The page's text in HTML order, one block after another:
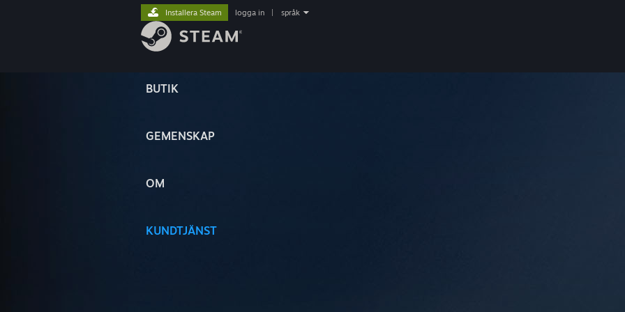
BUTIK
GEMENSKAP
OM
KUNDTJÄNST
Installera Steam logga in språk